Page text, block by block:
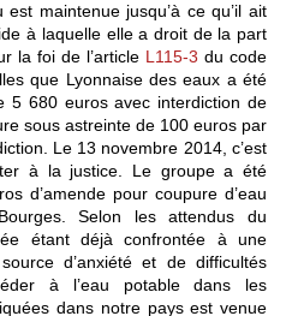
maintenue jusqu’à ce qu’il ait
à laquelle elle a droit de la part
la foi de l’article L115-3 du code
que Lyonnaise des eaux a été
5 680 euros avec interdiction de
sous astreinte de 100 euros par
Le 13 novembre 2014, c’est
à la justice. Le groupe a été
d’amende pour coupure d’eau
Selon les attendus du
étant déjà confrontée à une
d’anxiété et de difficultés
à l’eau potable dans les
dans notre pays est venue